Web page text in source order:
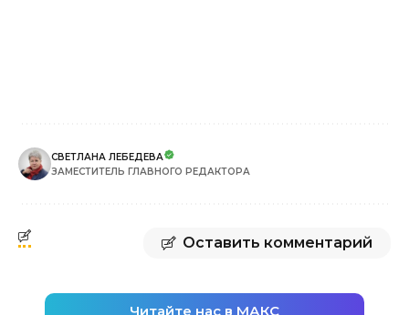
СВЕТЛАНА ЛЕБЕДЕВА
ЗАМЕСТИТЕЛЬ ГЛАВНОГО РЕДАКТОРА
Оставить комментарий
Читайте нас в МАКС